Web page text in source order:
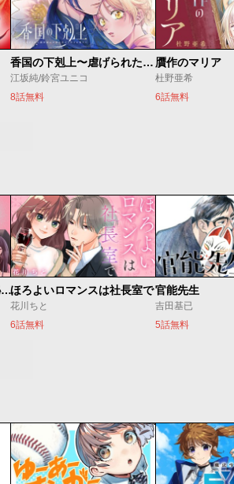
香国の下剋上〜虐げられた調香師は不遇の皇子と天下を狙う〜
江坂純/鈴宮ユニコ
8話無料
贋作のマリア
杜野亜希
6話無料
ゼロ婚 ～甘くキケンな極秘任務～ほろよいロマンスは社長室で
花川ちと
6話無料
官能先生
吉田基已
5話無料